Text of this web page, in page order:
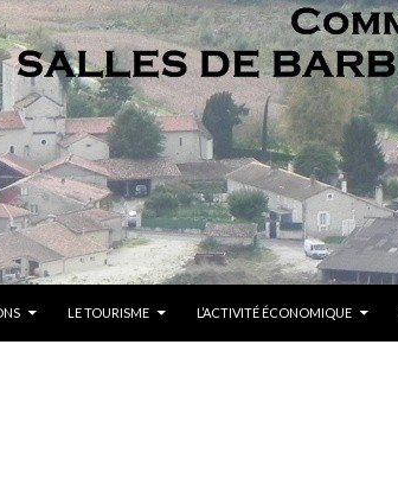
LE TOURISME L’ACTIVITÉ ÉCONOMIQUE